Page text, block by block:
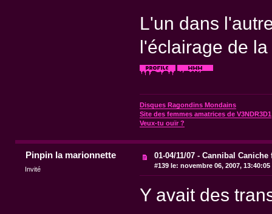
L'un dans
l'éclairage de
Disques Ragondins Mondains
Site des femmes amatrices de V3NDR3D1
Veux-tu ouïr ?
Pinpin la marionnette
Invité
01-04/11/07 - Cannibal
#139 le: novembre 06, 2007, 13:40:05
Y avait des